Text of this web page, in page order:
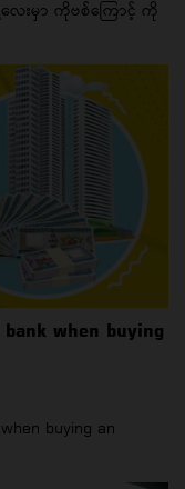
ေးမှာ ကိုဗစ်ကြောင့် ကို
when buying
buying an